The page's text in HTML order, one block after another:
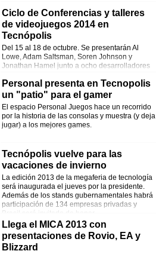
Ciclo de Conferencias y talleres
de videojuegos 2014 en
Tecnópolis
Del 15 al 18 de octubre. Se presentarán Al
Lowe, Adam Saltsman, Soren Johnson y
Jonathan Hamel junto a ocho desarrolladores
Personal presenta en Tecnopolis
un "patio" para el gamer
El espacio Personal Juegos hace un recorrido
por la historia de las consolas y muestra (y deja
jugar) a los mejores games.
Tecnópolis vuelve para las
vacaciones de invierno
La edición 2013 de la megaferia de tecnología
será inaugurada el jueves por la presidente.
Además de los stands gubernamentales habrá
participación de 134 empresas privadas y
Brasil será invitado de honor.
Llega el MICA 2013 con
presentaciones de Rovio, EA y
Blizzard